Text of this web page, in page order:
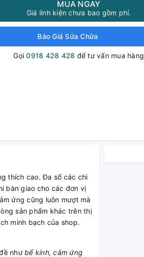
MUA NGAY
Giá linh kiện chưa bao gồm phí.
Báo Giá Sửa Chữa
Gọi0918 428 428 để tư vấn mua hàng
thích cao. Đa số các chi
bàn giao cho các đơn vị
ứng cũng luôn mượt mà
sản phẩm khác trên thị
minh bạch của shop.
như bể kính, cảm ứng